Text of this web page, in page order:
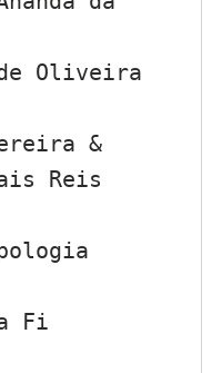
Oliveira
&
Reis
Fi